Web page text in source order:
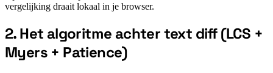
vergelijking draait lokaal in je browser.
#
2. Het algoritme achter text diff (LCS +
Myers + Patience)